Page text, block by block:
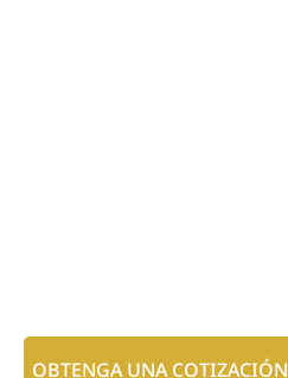
OBTENGA UNA COTIZACIÓN